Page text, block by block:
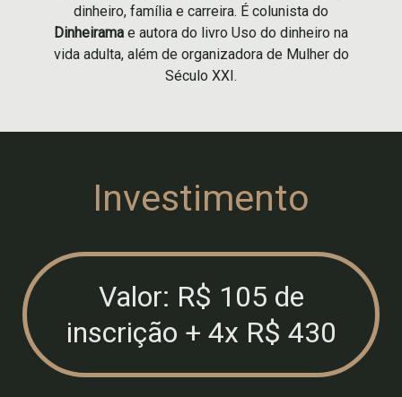
dinheiro, família e carreira. É colunista do
Dinheirama e autora do livro Uso do dinheiro na
vida adulta, além de organizadora de Mulher do
Século XXI.
Investimento
Valor: R$ 105 de
inscrição + 4x R$ 430